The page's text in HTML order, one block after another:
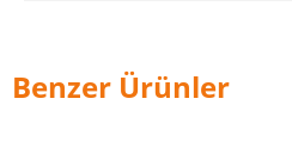
Benzer Ürünler